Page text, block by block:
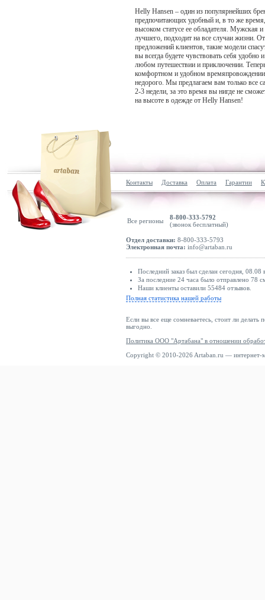
Helly Hansen – один из популярнейших
предпочитающих удобный и, в то же время,
высоком статусе ее обладателя. Мужская
лучшего, подходит на все случаи жизни.
предложений клиентов, такие модели
вы всегда будете чувствовать себя
любом путешествии и приключении.
комфортном и удобном
недорого. Мы предлагаем вам только все
2-3 недели, за это время вы нигде не
на высоте в одежде от Helly Hansen!
Контакты Доставка Оплата Гарантии
Все регионы
8-800-333-5792
(звонок бесплатный)
Отдел доставки: 8-800-333-5793
Электронная почта: info@artaban.ru
Последний заказ был сделан сегодня,
За последние 24 часа было отправлено 78
Наши клиенты оставили 55484 отзывов.
Полная статистика нашей работы
Если вы все еще сомневаетесь, стоит ли делать
выгодно.
Политика ООО "Артабана" в отношении
Copyright © 2010-2026 Artaban.ru — интернет-